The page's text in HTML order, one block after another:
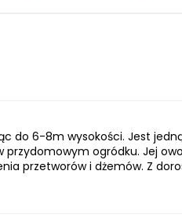
do 6-8m wysokości. Jest
ogródku. Jej
przetworów i dżemów. Z